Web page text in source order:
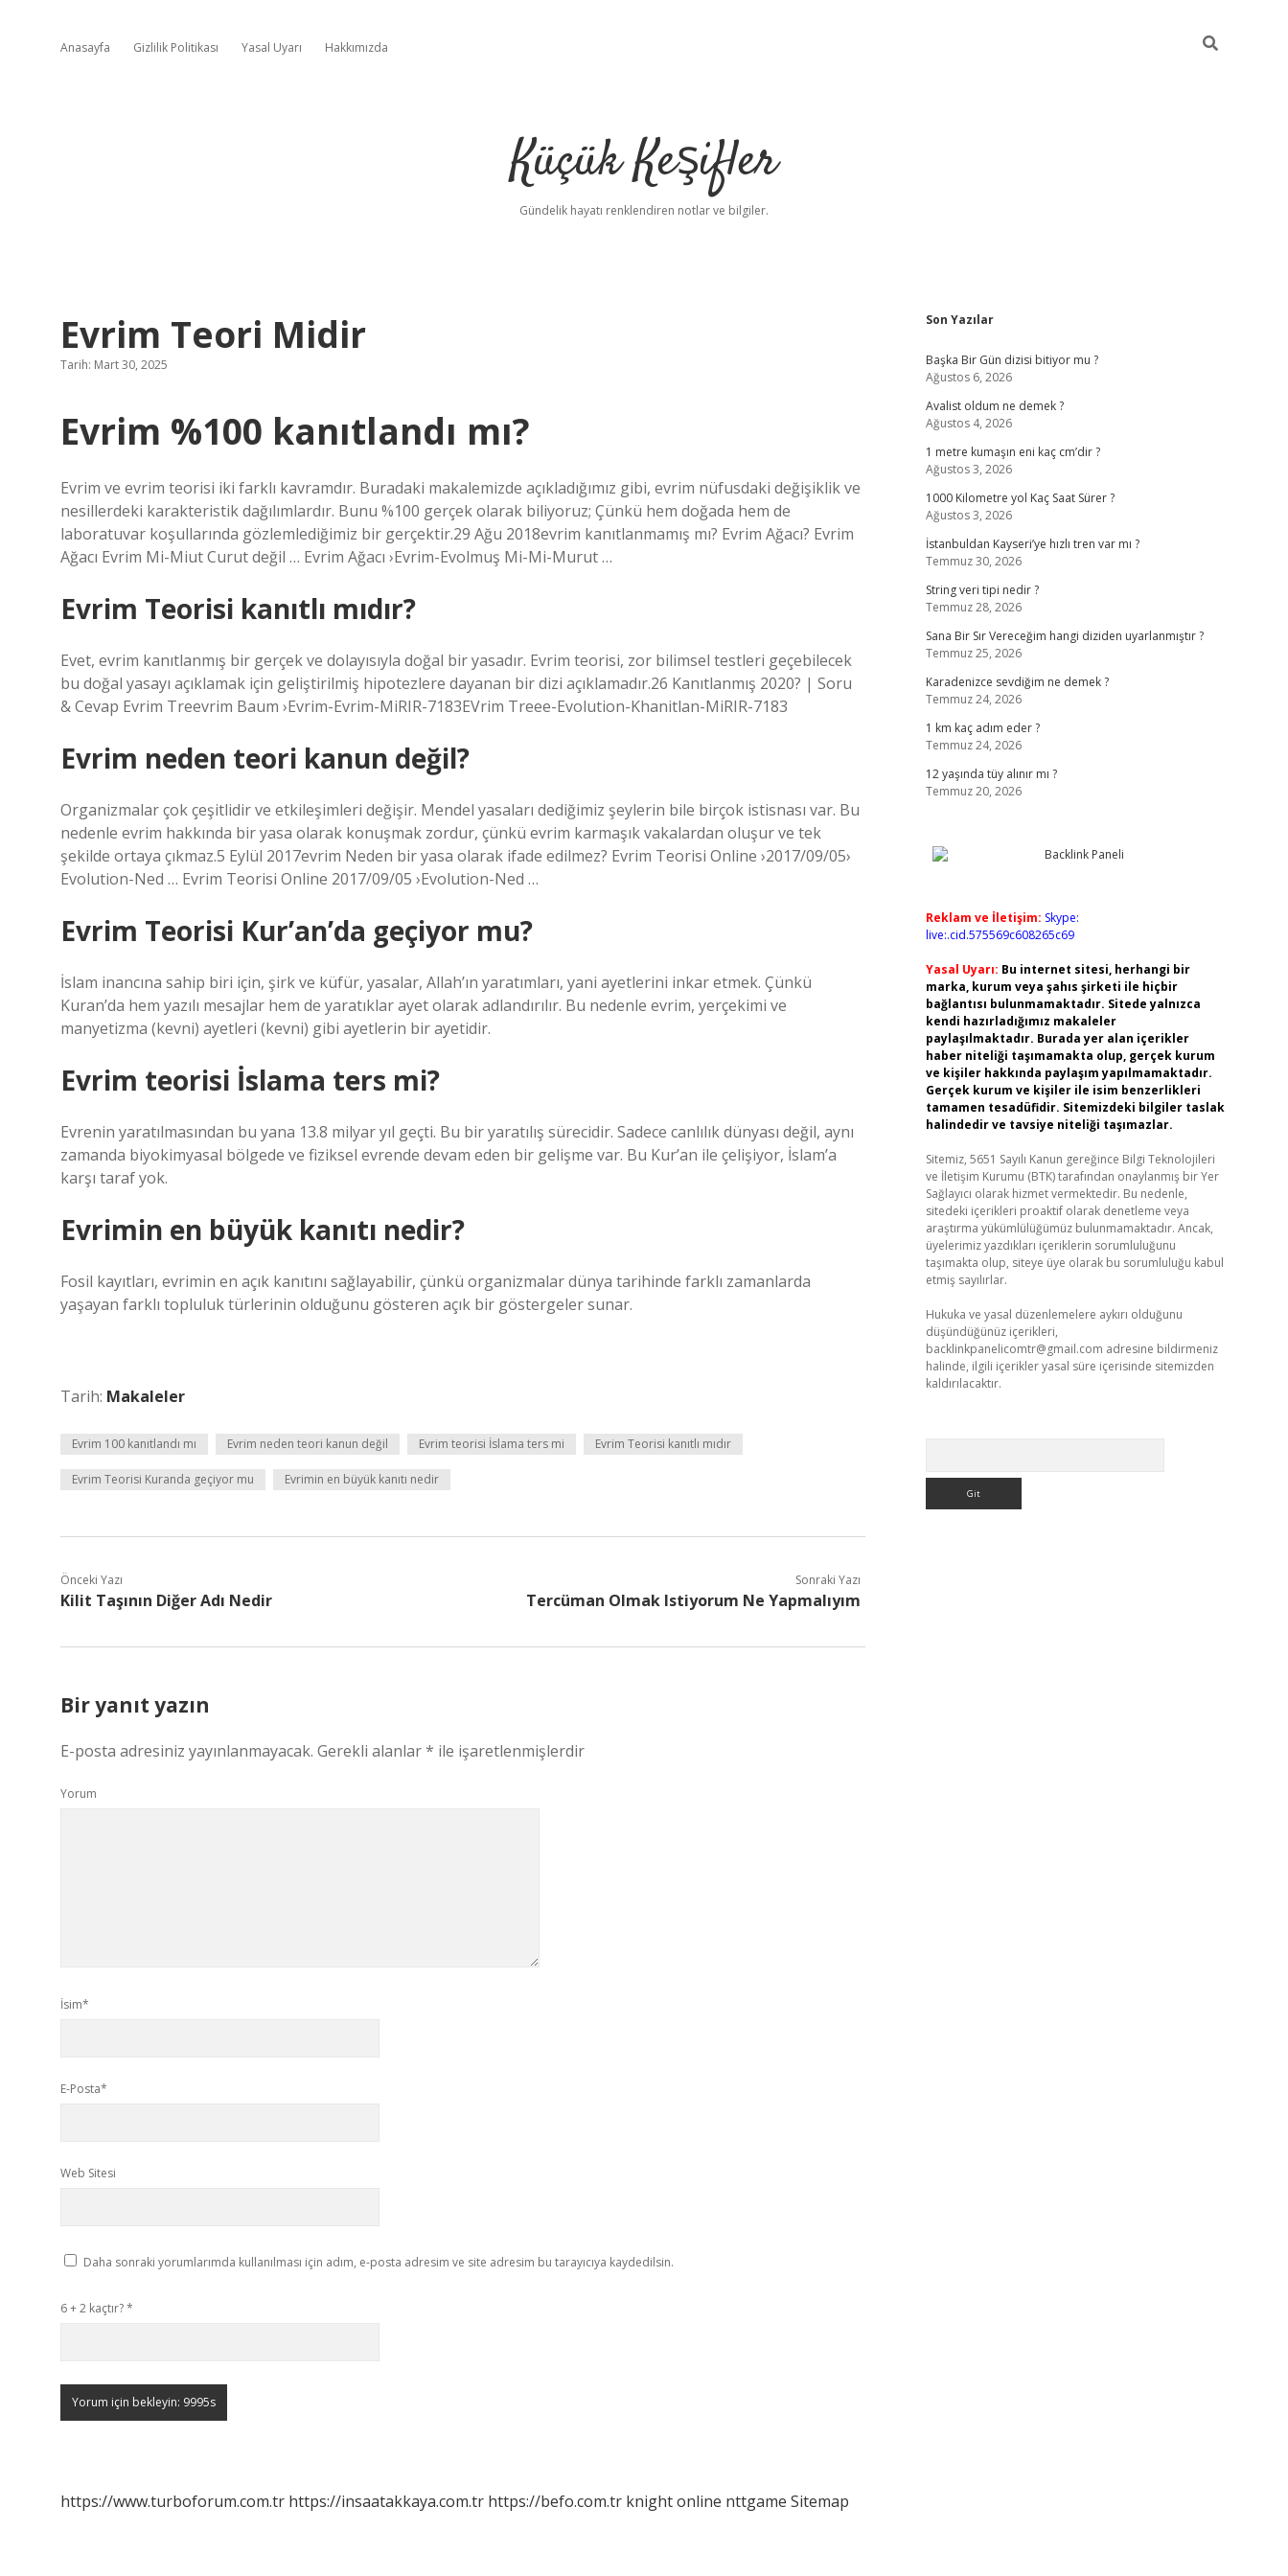
Anasayfa Gizlilik Politikası Yasal Uyarı Hakkımızda
Küçük Keşifler
Gündelik hayatı renklendiren notlar ve bilgiler.
Evrim Teori Midir
Tarih: Mart 30, 2025
Evrim %100 kanıtlandı mı?
Evrim ve evrim teorisi iki farklı kavramdır. Buradaki makalemizde açıkladığımız gibi, evrim nüfusdaki değişiklik ve
nesillerdeki karakteristik dağılımlardır. Bunu %100 gerçek olarak biliyoruz; Çünkü hem doğada hem de
laboratuvar koşullarında gözlemlediğimiz bir gerçektir.29 Ağu 2018evrim kanıtlanmamış mı? Evrim Ağacı? Evrim
Ağacı Evrim Mi-Miut Curut değil … Evrim Ağacı ›Evrim-Evolmuş Mi-Mi-Murut …
Evrim Teorisi kanıtlı mıdır?
Evet, evrim kanıtlanmış bir gerçek ve dolayısıyla doğal bir yasadır. Evrim teorisi, zor bilimsel testleri geçebilecek
bu doğal yasayı açıklamak için geliştirilmiş hipotezlere dayanan bir dizi açıklamadır.26 Kanıtlanmış 2020? | Soru
& Cevap Evrim Treevrim Baum ›Evrim-Evrim-MiRIR-7183EVrim Treee-Evolution-Khanitlan-MiRIR-7183
Evrim neden teori kanun değil?
Organizmalar çok çeşitlidir ve etkileşimleri değişir. Mendel yasaları dediğimiz şeylerin bile birçok istisnası var. Bu
nedenle evrim hakkında bir yasa olarak konuşmak zordur, çünkü evrim karmaşık vakalardan oluşur ve tek
şekilde ortaya çıkmaz.5 Eylül 2017evrim Neden bir yasa olarak ifade edilmez? Evrim Teorisi Online ›2017/09/05›
Evolution-Ned … Evrim Teorisi Online 2017/09/05 ›Evolution-Ned …
Evrim Teorisi Kur’an’da geçiyor mu?
İslam inancına sahip biri için, şirk ve küfür, yasalar, Allah’ın yaratımları, yani ayetlerini inkar etmek. Çünkü
Kuran’da hem yazılı mesajlar hem de yaratıklar ayet olarak adlandırılır. Bu nedenle evrim, yerçekimi ve
manyetizma (kevni) ayetleri (kevni) gibi ayetlerin bir ayetidir.
Evrim teorisi İslama ters mi?
Evrenin yaratılmasından bu yana 13.8 milyar yıl geçti. Bu bir yaratılış sürecidir. Sadece canlılık dünyası değil, aynı
zamanda biyokimyasal bölgede ve fiziksel evrende devam eden bir gelişme var. Bu Kur’an ile çelişiyor, İslam’a
karşı taraf yok.
Evrimin en büyük kanıtı nedir?
Fosil kayıtları, evrimin en açık kanıtını sağlayabilir, çünkü organizmalar dünya tarihinde farklı zamanlarda
yaşayan farklı topluluk türlerinin olduğunu gösteren açık bir göstergeler sunar.
Tarih: Makaleler
Evrim 100 kanıtlandı mı Evrim neden teori kanun değil Evrim teorisi İslama ters mi Evrim Teorisi kanıtlı mıdır
Evrim Teorisi Kuranda geçiyor mu Evrimin en büyük kanıtı nedir
Önceki Yazı
Kilit Taşının Diğer Adı Nedir
Sonraki Yazı
Tercüman Olmak Istiyorum Ne Yapmalıyım
Bir yanıt yazın
E-posta adresiniz yayınlanmayacak. Gerekli alanlar* ile işaretlenmişlerdir
Yorum
İsim*
E-Posta*
Web Sitesi
Daha sonraki yorumlarımda kullanılması için adım, e-posta adresim ve site adresim bu tarayıcıya kaydedilsin.
6 + 2 kaçtır?*
https://www.turboforum.com.tr https://insaatakkaya.com.tr https://befo.com.tr knight online nttgame Sitemap
Sidebar
Son Yazılar
Başka Bir Gün dizisi bitiyor mu ?
Ağustos 6, 2026
Avalist oldum ne demek ?
Ağustos 4, 2026
1 metre kumaşın eni kaç cm’dir ?
Ağustos 3, 2026
1000 Kilometre yol Kaç Saat Sürer ?
Ağustos 3, 2026
İstanbuldan Kayseri’ye hızlı tren var mı ?
Temmuz 30, 2026
String veri tipi nedir ?
Temmuz 28, 2026
Sana Bir Sır Vereceğim hangi diziden uyarlanmıştır ?
Temmuz 25, 2026
Karadenizce sevdiğim ne demek ?
Temmuz 24, 2026
1 km kaç adım eder ?
Temmuz 24, 2026
12 yaşında tüy alınır mı ?
Temmuz 20, 2026
Reklam ve İletişim: Skype:
live:.cid.575569c608265c69
Yasal Uyarı: Bu internet sitesi, herhangi bir
marka, kurum veya şahıs şirketi ile hiçbir
bağlantısı bulunmamaktadır. Sitede yalnızca
kendi hazırladığımız makaleler
paylaşılmaktadır. Burada yer alan içerikler
haber niteliği taşımamakta olup, gerçek kurum
ve kişiler hakkında paylaşım yapılmamaktadır.
Gerçek kurum ve kişiler ile isim benzerlikleri
tamamen tesadüfidir. Sitemizdeki bilgiler taslak
halindedir ve tavsiye niteliği taşımazlar.
Sitemiz, 5651 Sayılı Kanun gereğince Bilgi Teknolojileri
ve İletişim Kurumu (BTK) tarafından onaylanmış bir Yer
Sağlayıcı olarak hizmet vermektedir. Bu nedenle,
sitedeki içerikleri proaktif olarak denetleme veya
araştırma yükümlülüğümüz bulunmamaktadır. Ancak,
üyelerimiz yazdıkları içeriklerin sorumluluğunu
taşımakta olup, siteye üye olarak bu sorumluluğu kabul
etmiş sayılırlar.
Hukuka ve yasal düzenlemelere aykırı olduğunu
düşündüğünüz içerikleri,
backlinkpanelicomtr@gmail.com adresine bildirmeniz
halinde, ilgili içerikler yasal süre içerisinde sitemizden
kaldırılacaktır.